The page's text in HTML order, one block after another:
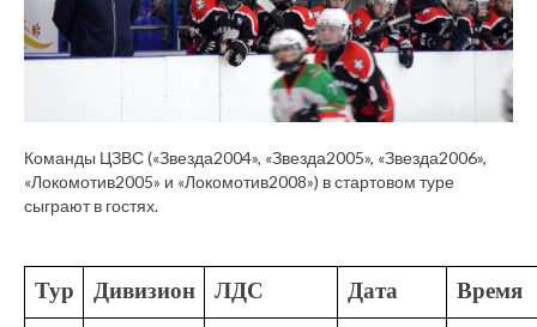
Команды ЦЗВС («Звезда2004», «Звезда2005», «Звезда2006»,
«Локомотив2005» и «Локомотив2008») в стартовом туре
сыграют в гостях.
Тур Дивизион ЛДС Дата Время